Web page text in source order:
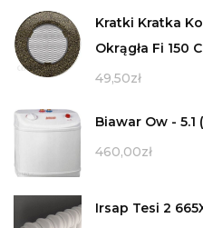
Kratki Kratka
Okrągła Fi 150
49,50zł
Biawar Ow - 5.1
460,00zł
Irsap Tesi 2